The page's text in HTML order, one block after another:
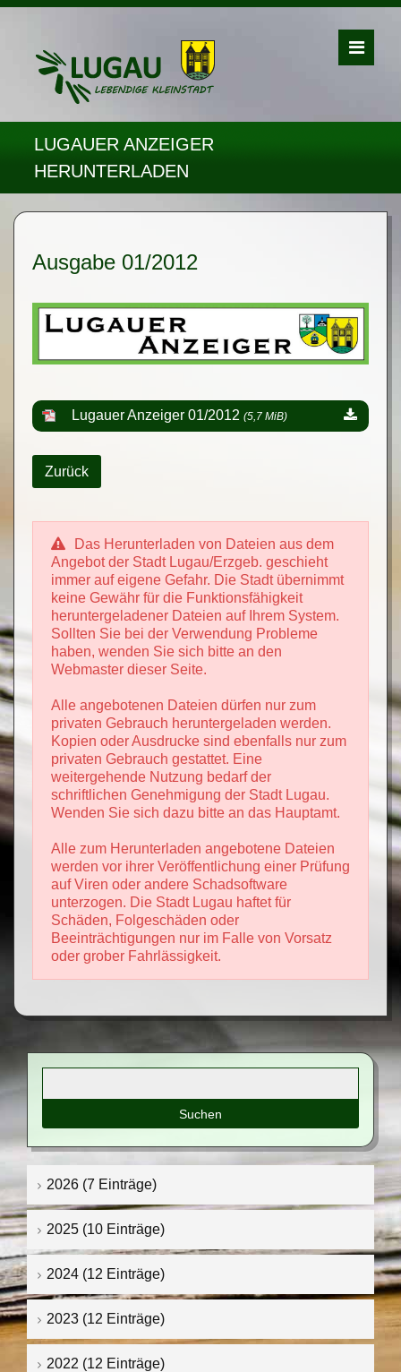
LUGAUER ANZEIGER
HERUNTERLADEN
Ausgabe 01/2012
Lugauer Anzeiger 01/2012 (5,7 MiB)
Zurück
Das Herunterladen von Dateien aus dem
Angebot der Stadt Lugau/Erzgeb. geschieht
immer auf eigene Gefahr. Die Stadt übernimmt
keine Gewähr für die Funktionsfähigkeit
heruntergeladener Dateien auf Ihrem System.
Sollten Sie bei der Verwendung Probleme
haben, wenden Sie sich bitte an den
Webmaster dieser Seite.
Alle angebotenen Dateien dürfen nur zum
privaten Gebrauch heruntergeladen werden.
Kopien oder Ausdrucke sind ebenfalls nur zum
privaten Gebrauch gestattet. Eine
weitergehende Nutzung bedarf der
schriftlichen Genehmigung der Stadt Lugau.
Wenden Sie sich dazu bitte an das Hauptamt.
Alle zum Herunterladen angebotene Dateien
werden vor ihrer Veröffentlichung einer Prüfung
auf Viren oder andere Schadsoftware
unterzogen. Die Stadt Lugau haftet für
Schäden, Folgeschäden oder
Beeinträchtigungen nur im Falle von Vorsatz
oder grober Fahrlässigkeit.
2026 (7 Einträge)
2025 (10 Einträge)
2024 (12 Einträge)
2023 (12 Einträge)
2022 (12 Einträge)